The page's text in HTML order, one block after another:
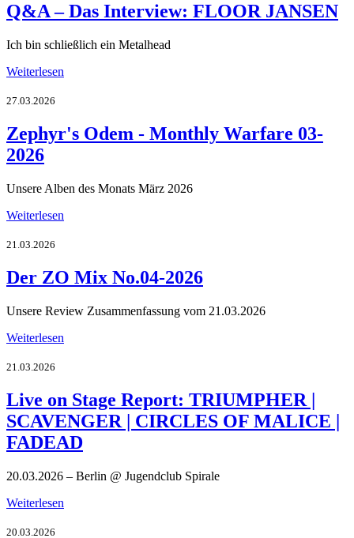
Q&A – Das Interview: FLOOR JANSEN
Ich bin schließlich ein Metalhead
Weiterlesen
27.03.2026
Zephyr's Odem - Monthly Warfare 03-
2026
Unsere Alben des Monats März 2026
Weiterlesen
21.03.2026
Der ZO Mix No.04-2026
Unsere Review Zusammenfassung vom 21.03.2026
Weiterlesen
21.03.2026
Live on Stage Report: TRIUMPHER |
SCAVENGER | CIRCLES OF MALICE |
FADEAD
20.03.2026 – Berlin @ Jugendclub Spirale
Weiterlesen
20.03.2026